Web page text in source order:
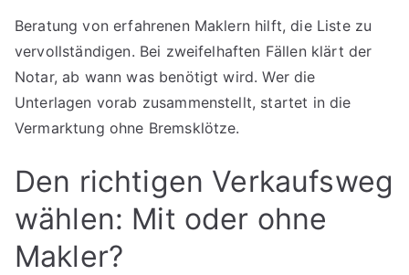
Beratung von erfahrenen Maklern hilft, die Liste zu
vervollständigen. Bei zweifelhaften Fällen klärt der
Notar, ab wann was benötigt wird. Wer die
Unterlagen vorab zusammenstellt, startet in die
Vermarktung ohne Bremsklötze.
Den richtigen Verkaufsweg
wählen: Mit oder ohne
Makler?